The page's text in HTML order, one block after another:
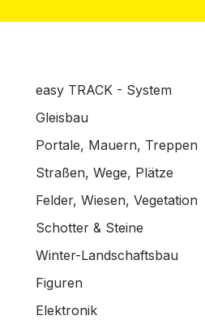
easy TRACK - System
Gleisbau
Portale, Mauern, Treppen
Straßen, Wege, Plätze
Felder, Wiesen, Vegetation
Schotter & Steine
Winter-Landschaftsbau
Figuren
Elektronik